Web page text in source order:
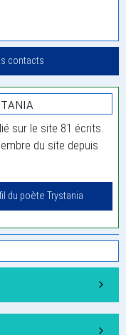
contacts
sur le site 81 écrits.
du site depuis
du poète Trystania